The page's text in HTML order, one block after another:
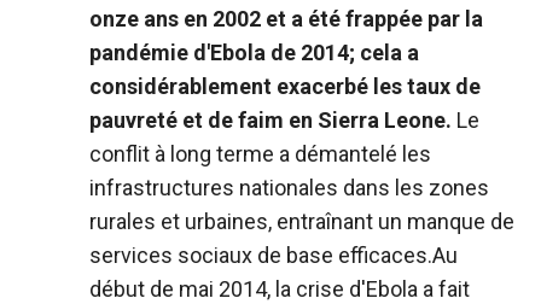
onze ans en 2002 et a été frappée par la
pandémie d'Ebola de 2014; cela a
considérablement exacerbé les taux de
pauvreté et de faim en Sierra Leone. Le
conflit à long terme a démantelé les
infrastructures nationales dans les zones
rurales et urbaines, entraînant un manque de
services sociaux de base efficaces.Au
début de mai 2014, la crise d'Ebola a fait